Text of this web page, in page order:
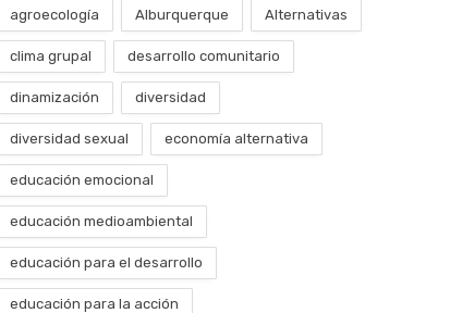
agroecología Alburquerque Alternativas
clima grupal desarrollo comunitario
dinamización diversidad
diversidad sexual economía alternativa
educación emocional
educación medioambiental
educación para el desarrollo
educación para la acción